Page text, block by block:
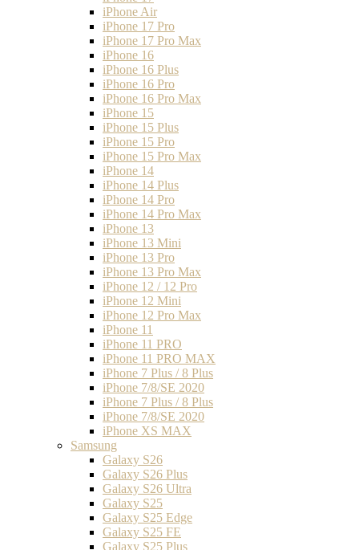
iPhone Air
iPhone 17 Pro
iPhone 17 Pro Max
iPhone 16
iPhone 16 Plus
iPhone 16 Pro
iPhone 16 Pro Max
iPhone 15
iPhone 15 Plus
iPhone 15 Pro
iPhone 15 Pro Max
iPhone 14
iPhone 14 Plus
iPhone 14 Pro
iPhone 14 Pro Max
iPhone 13
iPhone 13 Mini
iPhone 13 Pro
iPhone 13 Pro Max
iPhone 12 / 12 Pro
iPhone 12 Mini
iPhone 12 Pro Max
iPhone 11
iPhone 11 PRO
iPhone 11 PRO MAX
iPhone 7 Plus / 8 Plus
iPhone 7/8/SE 2020
iPhone 7 Plus / 8 Plus
iPhone 7/8/SE 2020
iPhone XS MAX
Samsung
Galaxy S26
Galaxy S26 Plus
Galaxy S26 Ultra
Galaxy S25
Galaxy S25 Edge
Galaxy S25 FE
Galaxy S25 Plus